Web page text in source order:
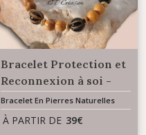
Bracelet Protection et
Reconnexion à soi -
Mélange de Pierres
Naturelles Palo Santo
Bracelet En Pierres Naturelles
À PARTIR DE 39€